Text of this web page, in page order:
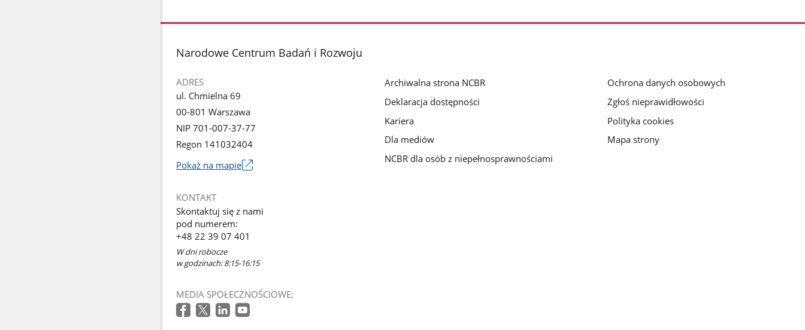
stopka
Narodowe Centrum Badań i Rozwoju
ADRES
ul. Chmielna 69
00-801 Warszawa
NIP 701-007-37-77
Regon 141032404
Pokaż na mapie
się
w
nowym
oknie
KONTAKT
Skontaktuj się z nami
pod numerem:
+48 22 39 07 401
W dni robocze
w godzinach: 8:15-16:15
MEDIA SPOŁECZNOŚCIOWE:
Archiwalna strona NCBR
Deklaracja dostępności
Kariera
Dla mediów
NCBR dla osób z niepełnosprawnościami
Ochrona danych osobowych
Zgłoś nieprawidłowości
Polityka cookies
Mapa strony